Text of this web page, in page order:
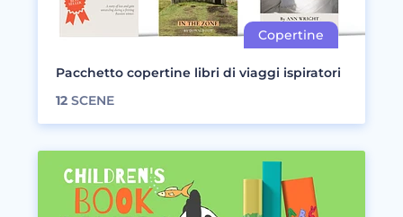
Pacchetto copertine libri di viaggi ispiratori
12 SCENE